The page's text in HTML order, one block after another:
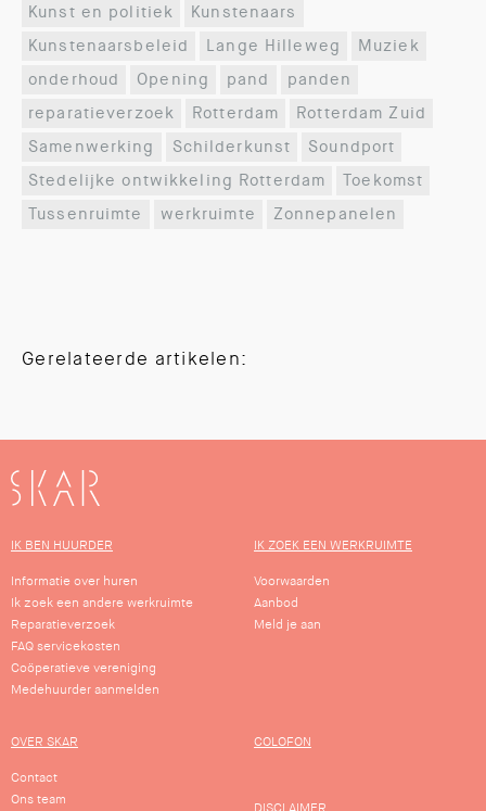
Kunst en politiek
Kunstenaars
Kunstenaarsbeleid
Lange Hilleweg
Muziek
onderhoud
Opening pand
panden
reparatieverzoek
Rotterdam
Rotterdam Zuid
Samenwerking
Schilderkunst
Soundport
Stedelijke ontwikkeling Rotterdam
Toekomst
Tussenruimte
werkruimte Zonnepanelen
Gerelateerde artikelen:
SKAR
IK BEN HUURDER
Informatie over huren
Ik zoek een andere werkruimte
Reparatieverzoek
FAQ servicekosten
Coöperatieve vereniging
Medehuurder aanmelden
IK ZOEK EEN WERKRUIMTE
Voorwaarden
Aanbod
Meld je aan
OVER SKAR
Contact
Ons team
COLOFON